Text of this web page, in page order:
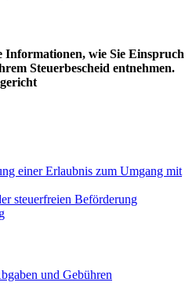
wie Sie Einspruch
Steuerbescheid entnehmen.
einer Erlaubnis zum Umgang mit
steuerfreien Beförderung
und Gebühren